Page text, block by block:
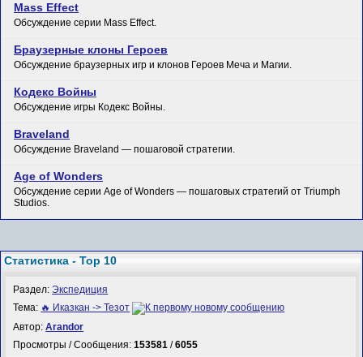
Mass Effect
Обсуждение серии Mass Effect.
Браузерные клоны Героев
Обсуждение браузерных игр и клонов Героев Меча и Магии.
Кодекс Войны
Обсуждение игры Кодекс Войны.
Braveland
Обсуждение Braveland — пошаговой стратегии.
Age of Wonders
Обсуждение серии Age of Wonders — пошаговых стратегий от Triumph
Studios.
Статистика - Top 10
Раздел:Экспедиция
Тема: 🔥 Иказкан -> Тезот
Автор:Arandor
Просмотры / Сообщения:153581 /6055